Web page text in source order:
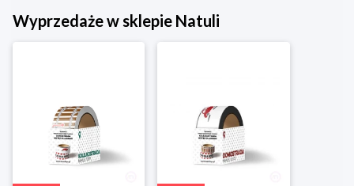
Wyprzedaże w sklepie Natuli